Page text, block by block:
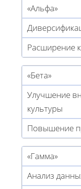
«Альфа»
Расширение
«Бета»
Улучшение
культуры
Повышение
«Гамма»
Анализ